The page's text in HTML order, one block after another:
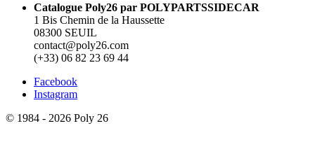
Catalogue Poly26 par POLYPARTSSIDECAR
1 Bis Chemin de la Haussette
08300 SEUIL
contact@poly26.com
(+33) 06 82 23 69 44
Facebook
Instagram
© 1984 - 2026 Poly 26